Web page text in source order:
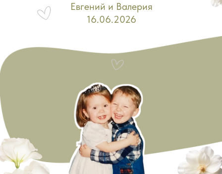
Евгений и Валерия
16.06.2026